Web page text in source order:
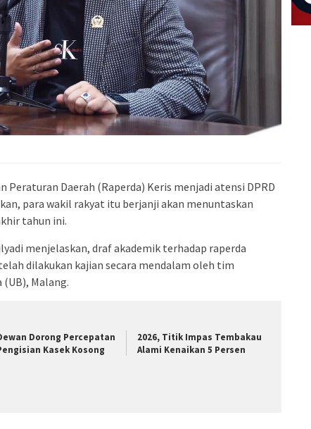
Peraturan Daerah (Raperda) Keris menjadi atensi DPRD
para wakil rakyat itu berjanji akan menuntaskan
tahun ini.
menjelaskan, draf akademik terhadap raperda
dilakukan kajian secara mendalam oleh tim
Malang.
Dorong Percepatan
Kasek Kosong
2026, Titik Impas Tembakau
Alami Kenaikan 5 Persen